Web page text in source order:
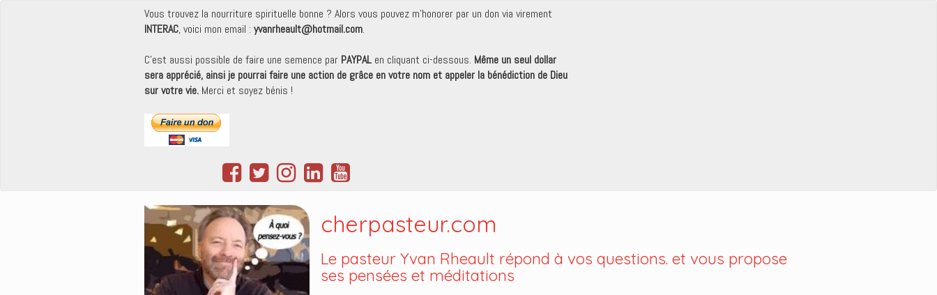
Vous trouvez la nourriture spirituelle bonne ? Alors vous pouvez m'honorer par un don via virement
INTERAC, voici mon email : yvanrheault@hotmail.com.
C'est aussi possible de faire une semence par PAYPAL en cliquant ci-dessous. Même un seul dollar
sera apprécié, ainsi je pourrai faire une action de grâce en votre nom et appeler la bénédiction de Dieu
sur votre vie. Merci et soyez bénis !
cherpasteur.com
Le pasteur Yvan Rheault répond à vos questions. et vous propose
ses pensées et méditations